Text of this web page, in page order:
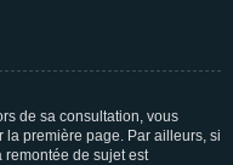
de sa consultation, vous
première page. Par ailleurs, si
de sujet est